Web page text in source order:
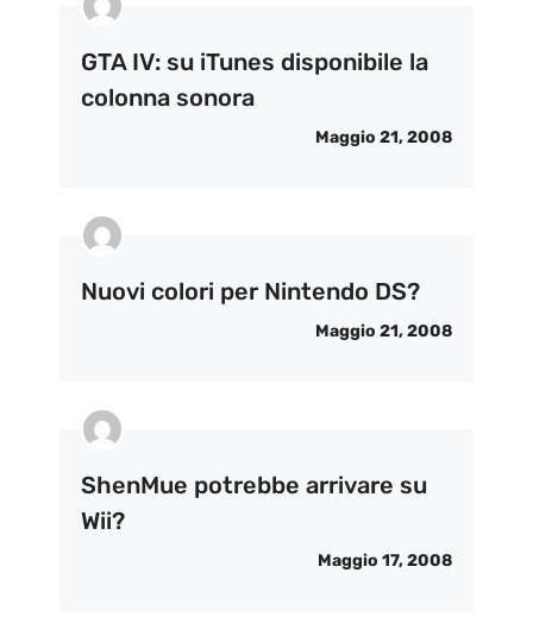
GTA IV: su iTunes disponibile la
colonna sonora
Maggio 21, 2008
Nuovi colori per Nintendo DS?
Maggio 21, 2008
ShenMue potrebbe arrivare su
Wii?
Maggio 17, 2008